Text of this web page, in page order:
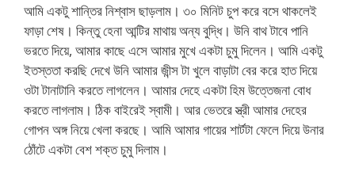
আমি একটু শান্তির নিশ্বাস ছাড়লাম। ৩০ মিনিট চুপ করে বসে থাকলেই
ফাড়া শেষ। কিন্তু হেনা আন্টির মাথায় অন্য বুদ্ধি। উনি বাথ টাবে পানি
ভরতে দিয়ে, আমার কাছে এসে আমার মুখে একটা চুমু দিলেন। আমি একটু
ইতস্ততা করছি দেখে উনি আমার জীন্স টা খুলে বাড়াটা বের করে হাত দিয়ে
ওটা টানাটানি করতে লাগলেন। আমার দেহে একটা হিম উত্তেজনা বোধ
করতে লাগলাম। ঠিক বাইরেই স্বামী। আর ভেতরে স্ত্রী আমার দেহের
গোপন অঙ্গ নিয়ে খেলা করছে। আমি আমার গায়ের শার্টটা ফেলে দিয়ে উনার
ঠোঁটে একটা বেশ শক্ত চুমু দিলাম।